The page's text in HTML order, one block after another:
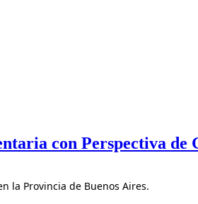
con Perspectiva de
la Provincia de Buenos Aires.